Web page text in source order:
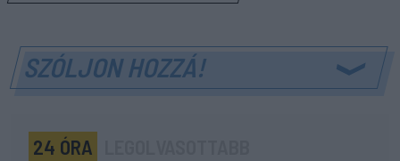
SZÓLJON HOZZÁ!
24 ÓRA